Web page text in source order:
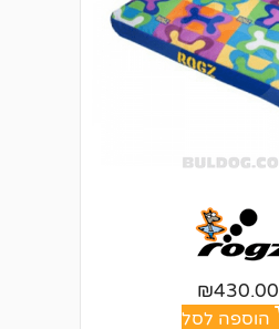
₪430.00
הוספה לסל